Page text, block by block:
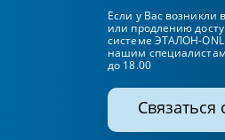
Если у Вас возникли
или продлению
системе ЭТАЛОН-
нашим
до 18.00
Связаться